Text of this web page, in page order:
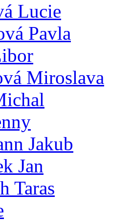
Lucie
Pavla
Miroslava
Jakub
Jan
Taras